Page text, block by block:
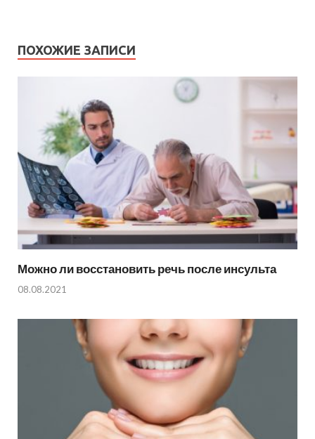
ПОХОЖИЕ ЗАПИСИ
Можно ли восстановить речь после инсульта
08.08.2021